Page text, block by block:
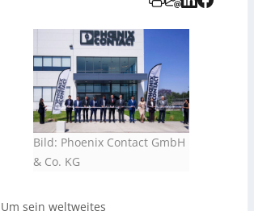
Bild: Phoenix Contact GmbH
& Co. KG
Um sein weltweites